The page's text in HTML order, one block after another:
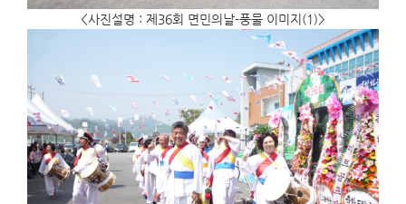
<사진설명 : 제36회 면민의날-풍물 이미지(1)>